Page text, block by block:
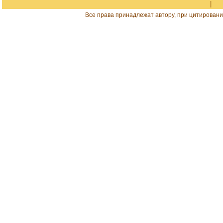
Все права принадлежат автору, при